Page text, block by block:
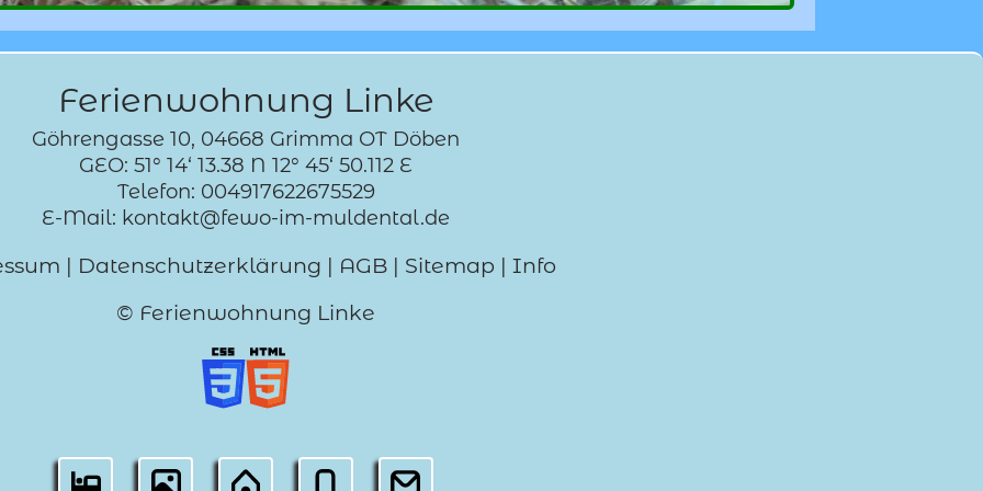
Ferienwohnung Linke
Göhrengasse 10, 04668 Grimma OT Döben
GEO: 51° 14‘ 13.38 N 12° 45‘ 50.112 E
Telefon: 004917622675529
E-Mail: kontakt@fewo-im-muldental.de
| Datenschutzerklärung | AGB| Sitemap | Info
© Ferienwohnung Linke